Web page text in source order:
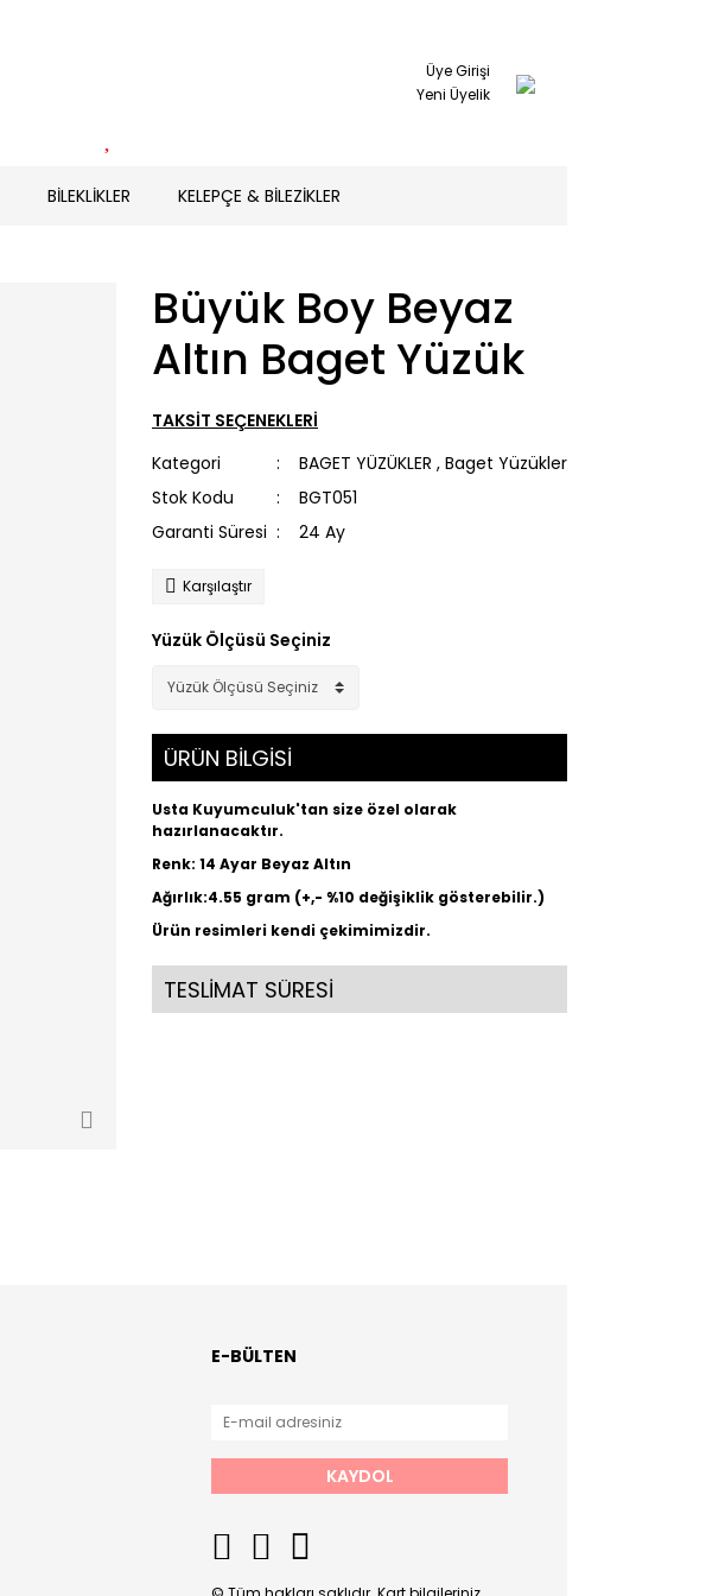
Üye Girişi
Yeni Üyelik
BİLEKLİKLER KELEPÇE & BİLEZİKLER
Büyük Boy Beyaz
Altın Baget Yüzük
TAKSİT SEÇENEKLERİ
Kategori
BAGET YÜZÜKLER , Baget Yüzükler
Stok Kodu
BGT051
Garanti Süresi
24 Ay
Karşılaştır
Yüzük Ölçüsü Seçiniz
ÜRÜN BİLGİSİ
Usta Kuyumculuk'tan size özel olarak
hazırlanacaktır.
Renk: 14 Ayar Beyaz Altın
Ağırlık:4.55 gram (+,- %10 değişiklik gösterebilir.)
Ürün resimleri kendi çekimimizdir.
TESLİMAT SÜRESİ
E-BÜLTEN
KAYDOL